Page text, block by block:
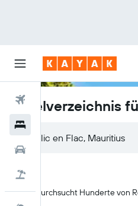
Flüge
Hotelverzeichnis
KAYAK durchsucht Hunderte von